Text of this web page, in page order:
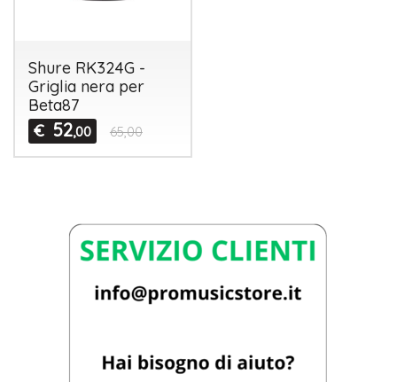
Shure RK324G -
Griglia nera per
Beta87
€ 52,00 65,00